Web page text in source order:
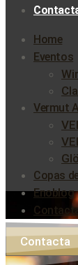
Home
Eventos
Vermut
Copas
Enoblog
Contacta